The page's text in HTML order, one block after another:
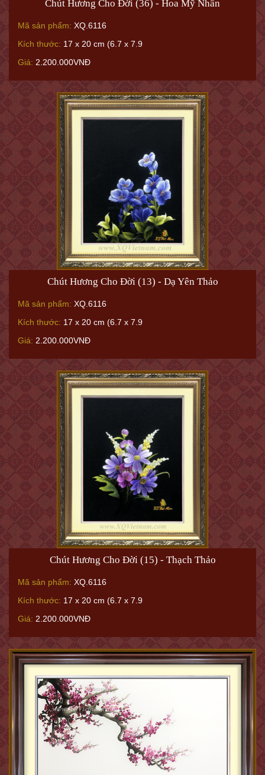
Chút Hương Cho Đời (36) - Hoa Mỹ Nhân
Mã sản phẩm: XQ.6116
Kích thước: 17 x 20 cm (6.7 x 7.9
Giá: 2.200.000VNĐ
Chút Hương Cho Đời (13) - Dạ Yên Thảo
Mã sản phẩm: XQ.6116
Kích thước: 17 x 20 cm (6.7 x 7.9
Giá: 2.200.000VNĐ
Chút Hương Cho Đời (15) - Thạch Thảo
Mã sản phẩm: XQ.6116
Kích thước: 17 x 20 cm (6.7 x 7.9
Giá: 2.200.000VNĐ